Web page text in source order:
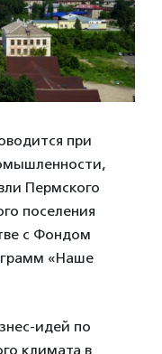
при
Пермского
поселения
с Фондом
«Наше
идей по
климата в